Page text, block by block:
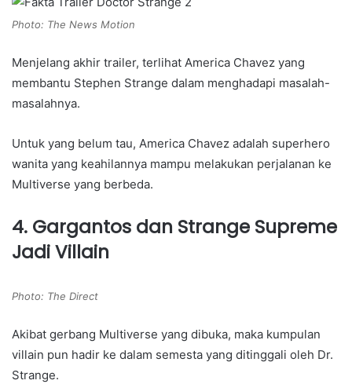
Photo: The News Motion
Menjelang akhir trailer, terlihat America Chavez yang
membantu Stephen Strange dalam menghadapi masalah-
masalahnya.
Untuk yang belum tau, America Chavez adalah superhero
wanita yang keahilannya mampu melakukan perjalanan ke
Multiverse yang berbeda.
4. Gargantos dan Strange Supreme
Jadi Villain
Photo: The Direct
Akibat gerbang Multiverse yang dibuka, maka kumpulan
villain pun hadir ke dalam semesta yang ditinggali oleh Dr.
Strange.